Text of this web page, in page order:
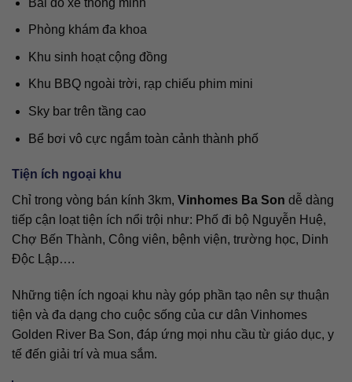
Phòng khám đa khoa
Khu sinh hoạt cộng đồng
Khu BBQ ngoài trời, rạp chiếu phim mini
Sky bar trên tầng cao
Bể bơi vô cực ngắm toàn cảnh thành phố
Tiện ích ngoại khu
Chỉ trong vòng bán kính 3km, Vinhomes Ba Son dễ dàng
tiếp cận loạt tiện ích nổi trội như: Phố đi bộ Nguyễn Huệ,
Chợ Bến Thành, Công viên, bệnh viện, trường học, Dinh
Độc Lập….
Những tiện ích ngoại khu này góp phần tạo nên sự thuận
tiện và đa dạng cho cuộc sống của cư dân Vinhomes
Golden River Ba Son, đáp ứng mọi nhu cầu từ giáo dục, y
tế đến giải trí và mua sắm.